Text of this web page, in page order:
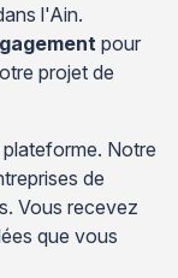
l'Ain.
pour
projet de
Notre
de
Vous recevez
que vous